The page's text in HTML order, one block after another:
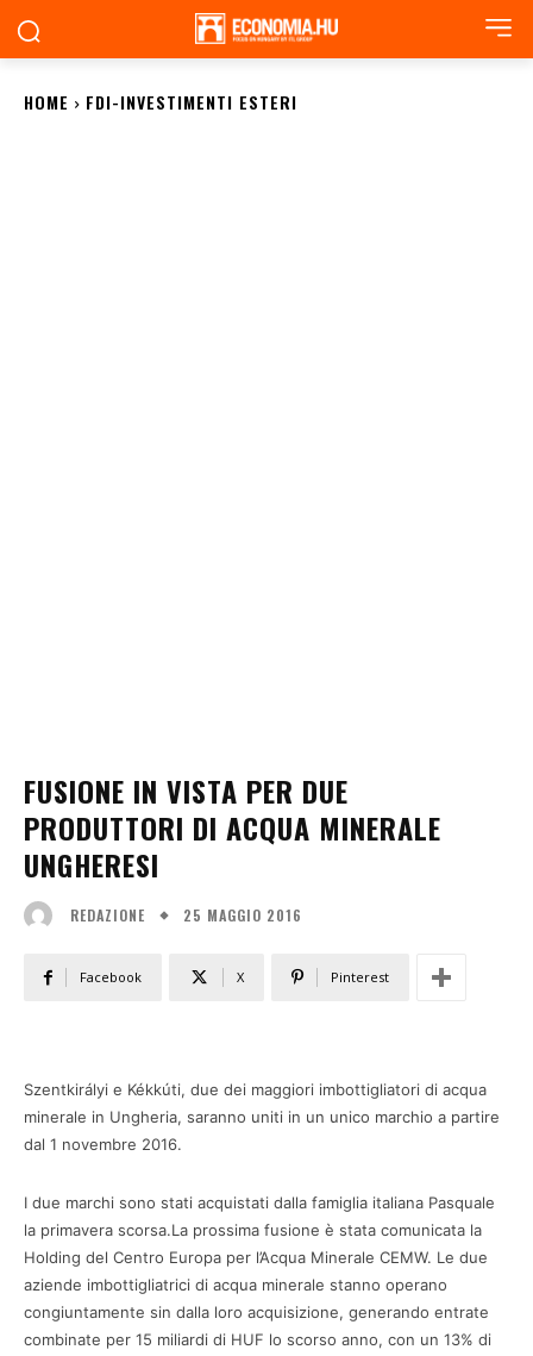
HOME FDI-INVESTIMENTI ESTERI
FUSIONE IN VISTA PER DUE
PRODUTTORI DI ACQUA MINERALE
UNGHERESI
REDAZIONE 25 MAGGIO 2016
Facebook X Pinterest
Szentkirályi e Kékkúti, due dei maggiori imbottigliatori di acqua
minerale in Ungheria, saranno uniti in un unico marchio a partire
dal 1 novembre 2016.
I due marchi sono stati acquistati dalla famiglia italiana Pasquale
la primavera scorsa.La prossima fusione è stata comunicata la
Holding del Centro Europa per l’Acqua Minerale CEMW. Le due
aziende imbottigliatrici di acqua minerale stanno operano
congiuntamente sin dalla loro acquisizione, generando entrate
combinate per 15 miliardi di HUF lo scorso anno, con un 13% di